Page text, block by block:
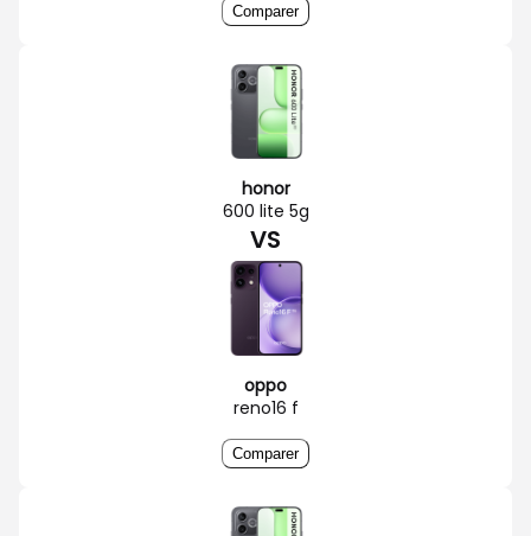
Comparer
honor
600 lite 5g
VS
oppo
reno16 f
Comparer